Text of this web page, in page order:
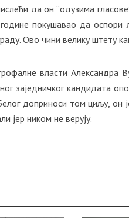
да он “одузима
покушавао да оспори
Ово чини велику штету
власти Александра
заједничког кандидата
доприноси том циљу, он
јер ником не верују.